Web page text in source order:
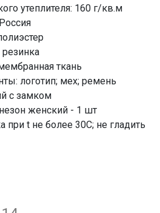
утеплителя: 160 г/кв.м
ткань
логотип; мех; ремень
с замком
женский - 1 шт
при t не более 30C; не гладить